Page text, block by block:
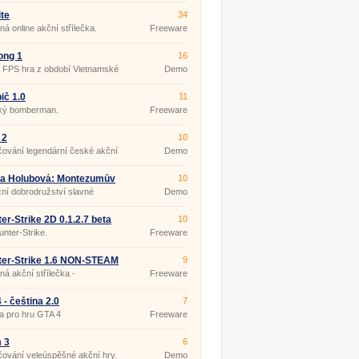
online akční střílečka.
34
Freeware
1
FPS hra z období Vietnamské
16
Demo
1.0
bomberman.
11
Freeware
2
legendární české akční
10
Demo
Holubová: Montezumův
dobrodružství slavné
10
Demo
Strike 2D 0.1.2.7 beta
Strike.
10
Freeware
Strike 1.6 NON-STEAM
akční střílečka -
9
Freeware
- čeština 2.0
pro hru GTA 4
7
Freeware
3
veleúspěšné akční hry.
6
Demo